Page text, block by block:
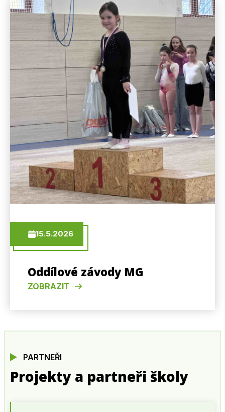
15.5.2026
Oddílové závody MG
ZOBRAZIT
PARTNEŘI
Projekty a partneři školy